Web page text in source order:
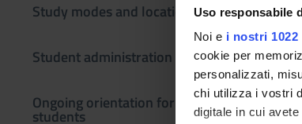
Uso responsabile
Noi e i nostri
cookie per
personalizzati,
chi utilizza i vostri
digitale in cui
Study modes and locations
Student administration
Ongoing orientation for
students